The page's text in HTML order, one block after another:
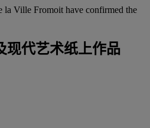
la Ville Fromoit have confirmed the
现代艺术纸上作品